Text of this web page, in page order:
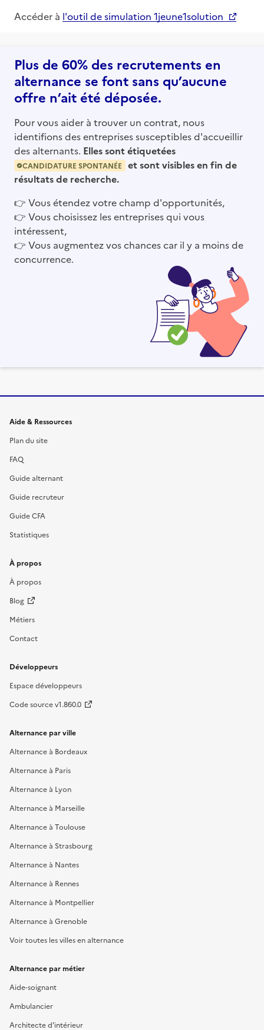
Accéder à l'outil de simulation 1jeune1solution
Plus de 60% des recrutements en
alternance se font sans qu’aucune
offre n’ait été déposée.
Pour vous aider à trouver un contrat, nous
identifions des entreprises susceptibles d'accueillir
des alternants. Elles sont étiquetées
CANDIDATURE SPONTANÉE
et sont visibles en fin de
résultats de recherche.
👉 Vous étendez votre champ d'opportunités,
👉 Vous choisissez les entreprises qui vous
intéressent,
👉 Vous augmentez vos chances car il y a moins de
concurrence.
Informations et liens du site
Aide & Ressources
Plan du site
FAQ
Guide alternant
Guide recruteur
Guide CFA
Statistiques
À propos
À propos
Blog
Métiers
Contact
Développeurs
Espace développeurs
Code source v1.860.0
Alternance par ville
Alternance à Bordeaux
Alternance à Paris
Alternance à Lyon
Alternance à Marseille
Alternance à Toulouse
Alternance à Strasbourg
Alternance à Nantes
Alternance à Rennes
Alternance à Montpellier
Alternance à Grenoble
Voir toutes les villes en alternance
Alternance par métier
Aide-soignant
Ambulancier
Architecte d'intérieur